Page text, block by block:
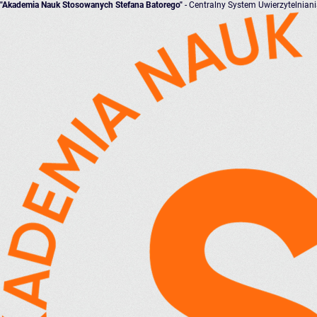
"Akademia Nauk Stosowanych Stefana Batorego" - Centralny System